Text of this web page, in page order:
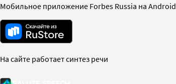
Мобильное приложение Forbes Russia на Android
На сайте работает синтез речи